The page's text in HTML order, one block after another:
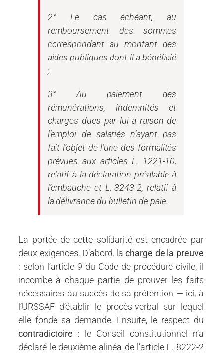
2° Le cas échéant, au
remboursement des sommes
correspondant au montant des
aides publiques dont il a bénéficié
;
3° Au paiement des
rémunérations, indemnités et
charges dues par lui à raison de
l’emploi de salariés n’ayant pas
fait l’objet de l’une des formalités
prévues aux articles L. 1221-10,
relatif à la déclaration préalable à
l’embauche et L. 3243-2, relatif à
la délivrance du bulletin de paie.
La portée de cette solidarité est encadrée par
deux exigences. D’abord, lacharge de la preuve
: selon l’article 9 du Code de procédure civile, il
incombe à chaque partie de prouver les faits
nécessaires au succès de sa prétention — ici, à
l’URSSAF d’établir le procès-verbal sur lequel
elle fonde sa demande. Ensuite, le respect du
contradictoire : le Conseil constitutionnel n’a
déclaré le deuxième alinéa de l’article L. 8222-2